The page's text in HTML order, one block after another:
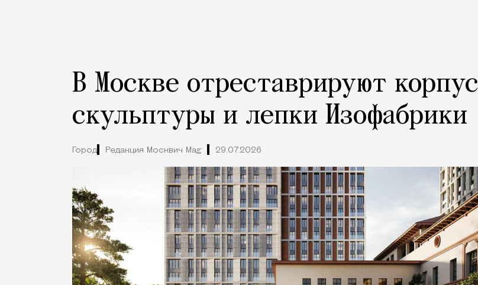
В Москве отреставрируют корпус
скульптуры и лепки Изофабрики
Город Редакция Москвич Mag 29.07.2026